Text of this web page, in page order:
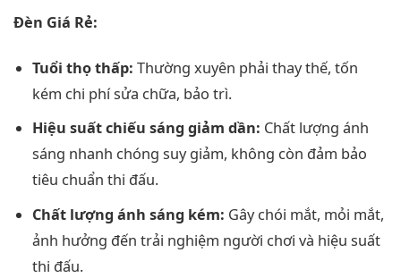
Đèn Giá Rẻ:
Tuổi thọ thấp: Thường xuyên phải thay thế, tốn
kém chi phí sửa chữa, bảo trì.
Hiệu suất chiếu sáng giảm dần: Chất lượng ánh
sáng nhanh chóng suy giảm, không còn đảm bảo
tiêu chuẩn thi đấu.
Chất lượng ánh sáng kém: Gây chói mắt, mỏi mắt,
ảnh hưởng đến trải nghiệm người chơi và hiệu suất
thi đấu.